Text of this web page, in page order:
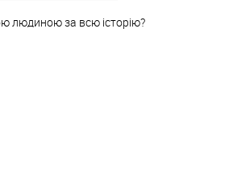
людиною за всю історію?